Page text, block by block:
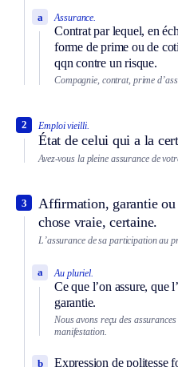
Assurance.
Contrat par lequel, en
forme de prime ou de
qqn contre un risque.
a
Compagnie, contrat, prime
Emploi vieilli.
État de celui qui a la
2
Avez-vous la pleine assurance de
Affirmation, garantie ou
chose vraie, certaine.
3
L’assurance de sa participation au
Au pluriel.
Ce que l’on assure, que
garantie.
a
Nous avons reçu des
manifestation.
Expression de politesse
b